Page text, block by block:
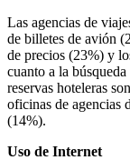
Las agencias de
de billetes de avión
de precios (23%) y
cuanto a la
reservas hoteleras
oficinas de agencias
(14%).
Uso de Internet